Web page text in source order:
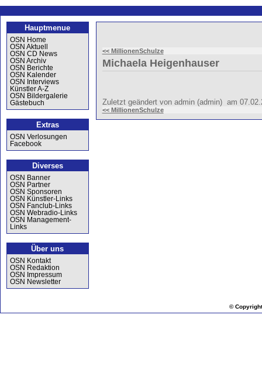
Hauptmenue
OSN Home
OSN Aktuell
OSN CD News
OSN Archiv
OSN Berichte
OSN Kalender
OSN Interviews
Künstler A-Z
OSN Bildergalerie
Gästebuch
Extras
OSN Verlosungen
Facebook
Diverses
OSN Banner
OSN Partner
OSN Sponsoren
OSN Künstler-Links
OSN Fanclub-Links
OSN Webradio-Links
OSN Management-
Links
Über uns
OSN Kontakt
OSN Redaktion
OSN Impressum
OSN Newsletter
<< MillionenSchulze
Michaela Heigenhauser
Zuletzt geändert von admin (admin) am
<< MillionenSchulze
©